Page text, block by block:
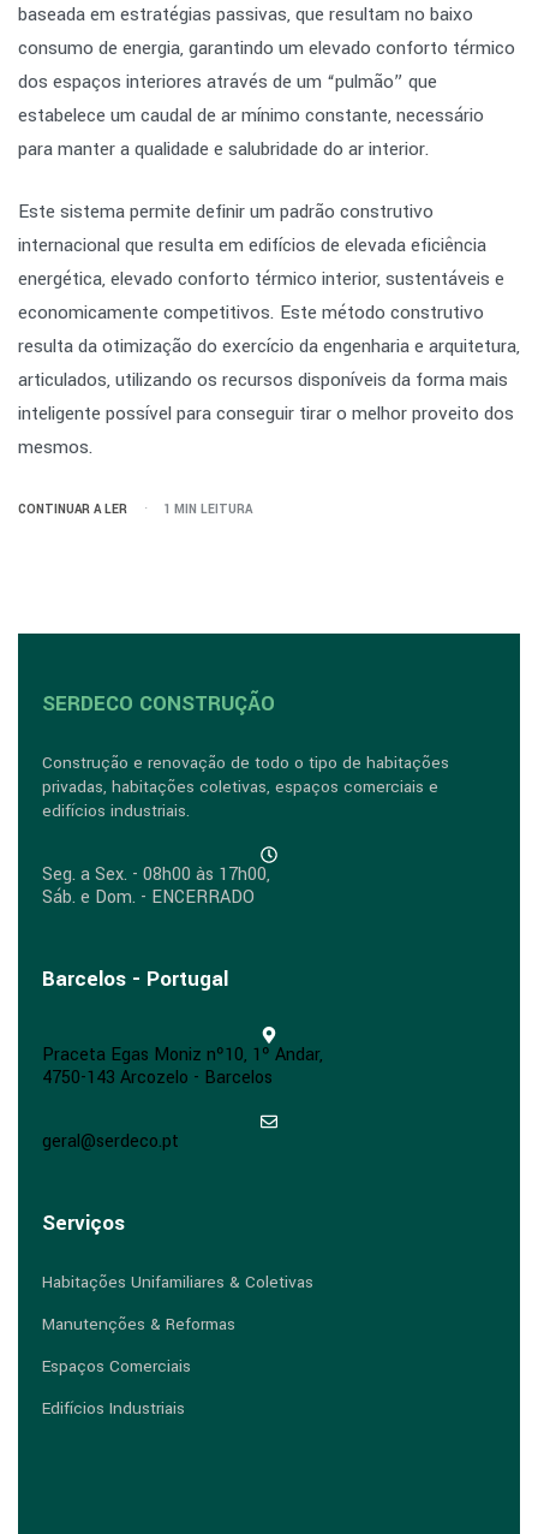
baseada em estratégias passivas, que resultam no baixo
consumo de energia, garantindo um elevado conforto térmico
dos espaços interiores através de um “pulmão” que
estabelece um caudal de ar mínimo constante, necessário
para manter a qualidade e salubridade do ar interior.
Este sistema permite definir um padrão construtivo
internacional que resulta em edifícios de elevada eficiência
energética, elevado conforto térmico interior, sustentáveis e
economicamente competitivos. Este método construtivo
resulta da otimização do exercício da engenharia e arquitetura,
articulados, utilizando os recursos disponíveis da forma mais
inteligente possível para conseguir tirar o melhor proveito dos
mesmos.
CONTINUAR A LER 1 MIN LEITURA
SERDECO CONSTRUÇÃO
Construção e renovação de todo o tipo de habitações
privadas, habitações coletivas, espaços comerciais e
edifícios industriais.
Seg. a Sex. - 08h00 às 17h00,
Sáb. e Dom. - ENCERRADO
Serviços
Habitações Unifamiliares & Coletivas
Manutenções & Reformas
Espaços Comerciais
Edifícios Industriais
Barcelos - Portugal
Praceta Egas Moniz nº10, 1º Andar,
4750-143 Arcozelo - Barcelos
geral@serdeco.pt